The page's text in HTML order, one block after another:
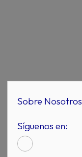
Sobre Nosotros
Síguenos en: